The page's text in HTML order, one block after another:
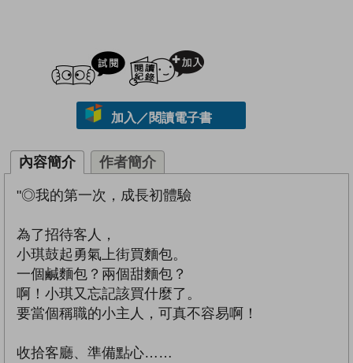
試閲
加入／閱讀電子書
內容簡介 作者簡介
"◎我的第一次，成長初體驗
為了招待客人，
小琪鼓起勇氣上街買麵包。
一個鹹麵包？兩個甜麵包？
啊！小琪又忘記該買什麼了。
要當個稱職的小主人，可真不容易啊！
收拾客廳、準備點心……